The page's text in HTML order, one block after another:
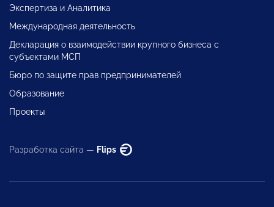
Экспертиза и Аналитика
Международная деятельность
Декларация о взаимодействии крупного бизнеса с
субъектами МСП
Бюро по защите прав предпринимателей
Образование
Проекты
Разработка сайта — Flips